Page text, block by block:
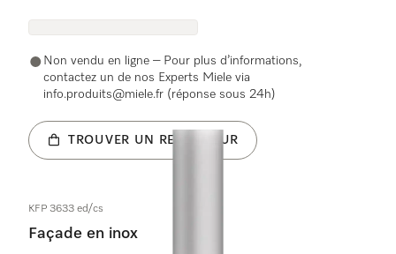
Non vendu en ligne – Pour plus d’informations,
contactez un de nos Experts Miele via
info.produits@miele.fr (réponse sous 24h)
TROUVER UN REVENDEUR
KFP 3633 ed/cs
Façade en inox